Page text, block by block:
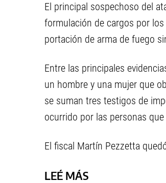
El principal sospechoso del
formulación de cargos por
portación de arma de fuego
Entre las principales
un hombre y una mujer que
se suman tres testigos de
ocurrido por las personas
El fiscal Martín Pezzetta
LEÉ MÁS